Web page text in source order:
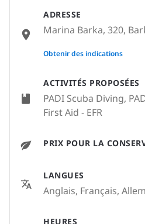
ACTIVITÉS PROPOSÉES
PADI Scuba Diving,
First Aid - EFR
PRIX POUR LA
LANGUES
Anglais, Français,
HEURES
ADRESSE
Marina Barka, 320,
None
Obtenir des indications